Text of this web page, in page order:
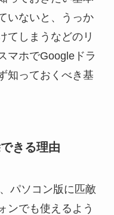
いないと、うっか
てしまうなどのリ
マホでGoogleドラ
知っておくべき基
きる理由
パソコン版に匹敵
ンでも使えるよう